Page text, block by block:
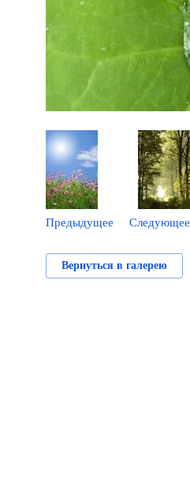
Предыдущее Следующее
Вернуться в галерею